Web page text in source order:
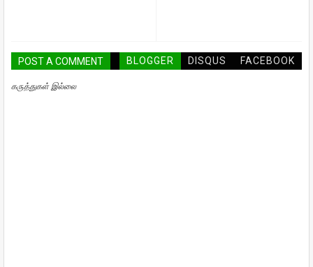
POST A COMMENT BLOGGER DISQUS FACEBOOK
கருத்துகள் இல்லை